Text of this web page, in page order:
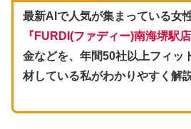
最新AIで人気が集まっている女
『 FURDI(ファディー)南海堺駅店
金などを、年間50社以上フィッ
材している私がわかりやすく解